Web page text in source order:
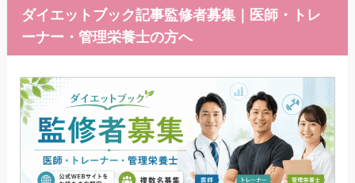
ダイエットブック記事監修者募集｜医師・トレ
ーナー・管理栄養士の方へ